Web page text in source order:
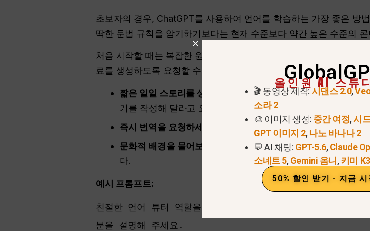
초보자의 경우, ChatGPT를 사용하여 언어를 학습하는 가장 좋은 방
딱한 문법 규칙을 암기하기보다는 현재 수준보다 약간 높은 수준의
처음 시작할 때는 복잡한 원어민 텍스트로 뛰어드는 것이 부담스러
료를 생성하도록 요청할 수 있습니다. 이 접근 방식이 실제로 어떻게
짧은 일일 스토리를 생성하세요: AI에게 가장 일반적인 단어
기를 작성해 달라고 요청하세요.
즉시 번역을 요청하세요:
특정 문장을 이해하지 못하면 AI에게
문화적 배경을 물어보세요:
AI가 간단한 인사말의 문화적 의미
다.
예시 프롬프트:
친절한 언어 튜터 역할을 해보세요. 간단한 문장을 사용하여
분을 설명해 주세요.
올인원 AI 스튜
🎬 동영상 제작:시댄스 2.0,
소라 2
🎨 이미지 생성: 중간 여정,시
GPT 이미지 2, 나노 바나나 2
💬 AI 채팅: GPT-5.6,Claude
소네트 5,Gemini 옴니,키미 K3
50% 할인 받기 - 지금 시